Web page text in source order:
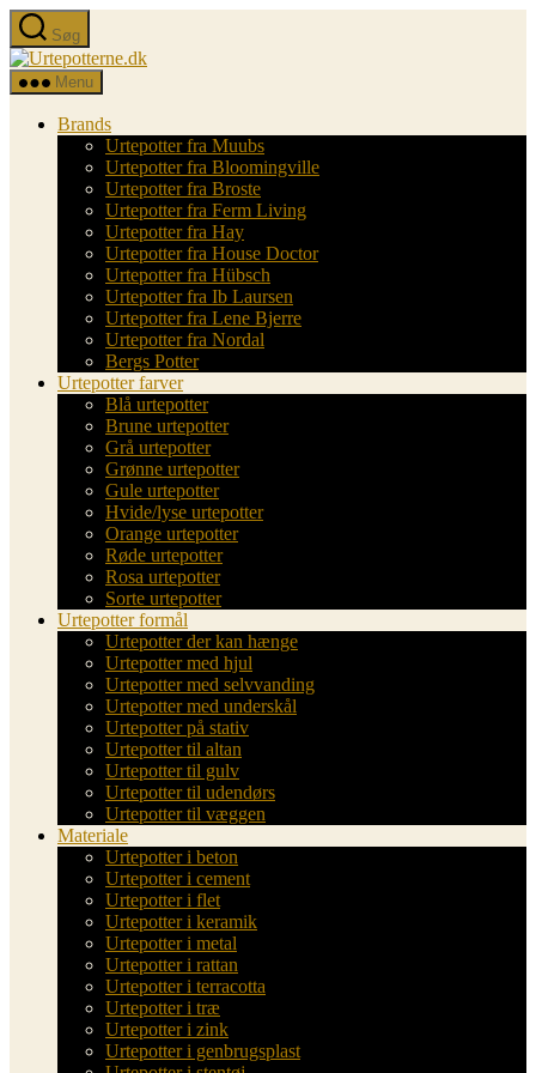
Spring
til
indholdet
Søg
Urtepotterne.dk
Menu
Brands
Urtepotter fra Muubs
Urtepotter fra Bloomingville
Urtepotter fra Broste
Urtepotter fra Ferm Living
Urtepotter fra Hay
Urtepotter fra House Doctor
Urtepotter fra Hübsch
Urtepotter fra Ib Laursen
Urtepotter fra Lene Bjerre
Urtepotter fra Nordal
Bergs Potter
Urtepotter farver
Blå urtepotter
Brune urtepotter
Grå urtepotter
Grønne urtepotter
Gule urtepotter
Hvide/lyse urtepotter
Orange urtepotter
Røde urtepotter
Rosa urtepotter
Sorte urtepotter
Urtepotter formål
Urtepotter der kan hænge
Urtepotter med hjul
Urtepotter med selvvanding
Urtepotter med underskål
Urtepotter på stativ
Urtepotter til altan
Urtepotter til gulv
Urtepotter til udendørs
Urtepotter til væggen
Materiale
Urtepotter i beton
Urtepotter i cement
Urtepotter i flet
Urtepotter i keramik
Urtepotter i metal
Urtepotter i rattan
Urtepotter i terracotta
Urtepotter i træ
Urtepotter i zink
Urtepotter i genbrugsplast